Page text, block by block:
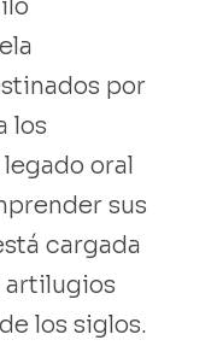
por
los
oral
sus
cargada
artilugios
los siglos.